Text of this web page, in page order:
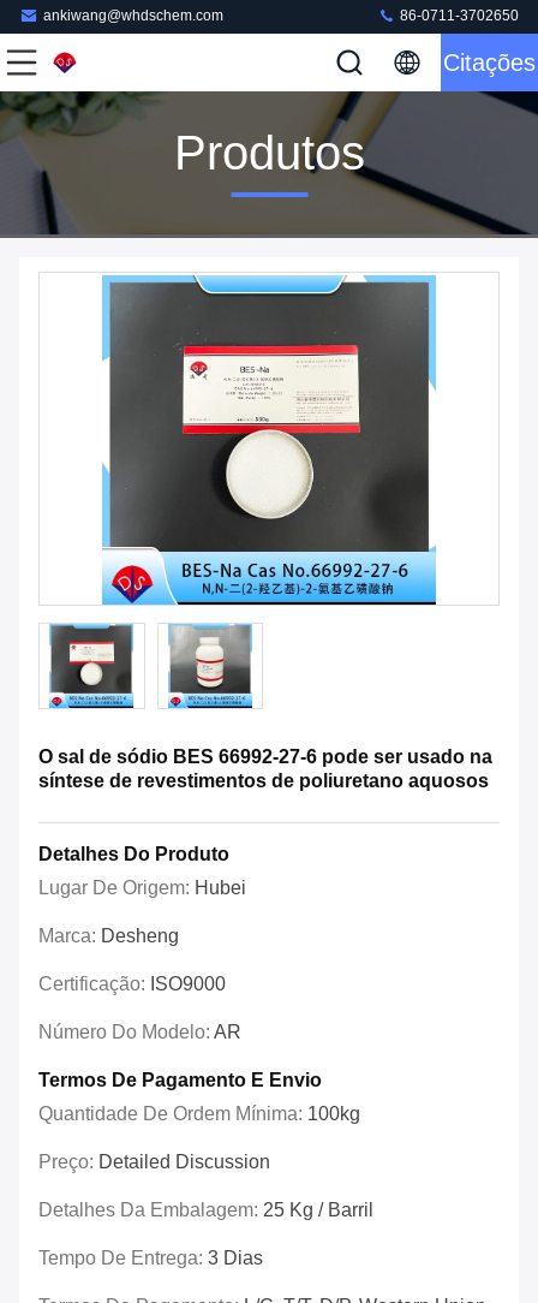
ankiwang@whdschem.com 86-0711-3702650
Citações
Produtos
O sal de sódio BES 66992-27-6 pode ser usado na
síntese de revestimentos de poliuretano aquosos
Detalhes Do Produto
Lugar De Origem: Hubei
Marca: Desheng
Certificação: ISO9000
Número Do Modelo: AR
Termos De Pagamento E Envio
Quantidade De Ordem Mínima: 100kg
Preço: Detailed Discussion
Detalhes Da Embalagem: 25 Kg / Barril
Tempo De Entrega: 3 Dias